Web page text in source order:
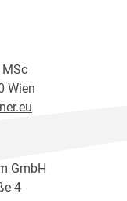
MSc
Wien
GmbH
4